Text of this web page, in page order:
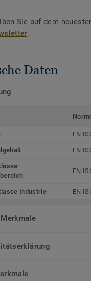
Sie auf dem
.
Daten
EN
EN
EN
Industrie EN